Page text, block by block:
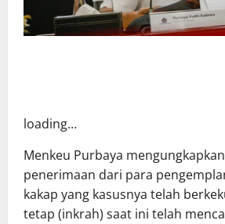
loading…
Menkeu Purbaya
penerimaan dari para
kakap yang kasusnya telah
tetap (inkrah) saat ini telah